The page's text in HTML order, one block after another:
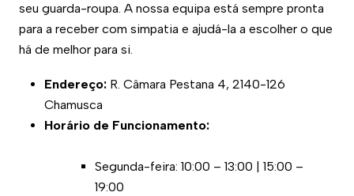
seu guarda-roupa. A nossa equipa está sempre pronta
para a receber com simpatia e ajudá-la a escolher o que
há de melhor para si.
Endereço: R. Câmara Pestana 4, 2140-126
Chamusca
Horário de Funcionamento:
Segunda-feira: 10:00 – 13:00 | 15:00 –
19:00